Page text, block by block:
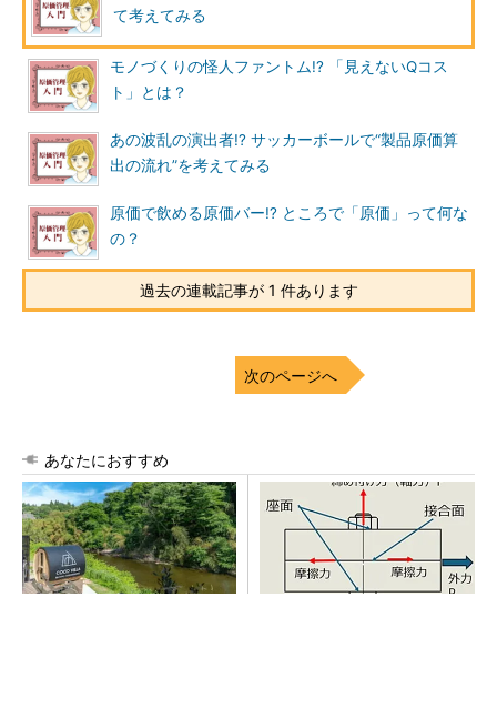
て考えてみる
モノづくりの怪人ファントム!? 「見えないQコス
ト」とは？
あの波乱の演出者!? サッカーボールで“製品原価算
出の流れ”を考えてみる
原価で飲める原価バー!? ところで「原価」って何な
の？
過去の連載記事が 1 件あります
次のページへ
あなたにおすすめ